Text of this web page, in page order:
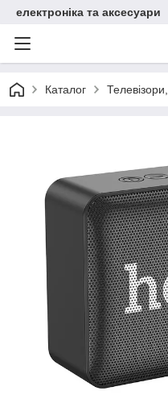
електроніка та аксесуари
Каталог